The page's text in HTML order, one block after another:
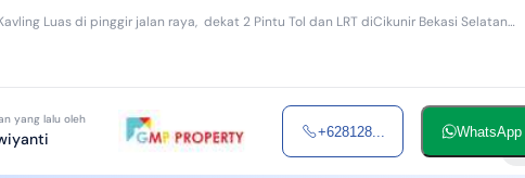
Luas di pinggir jalan raya, dekat 2 Pintu Tol dan LRT diCikunir Bekasi Selatan
yang lalu oleh
+628128... WhatsApp